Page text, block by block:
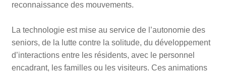
reconnaissance des mouvements.
La technologie est mise au service de l’autonomie des
seniors, de la lutte contre la solitude, du développement
d’interactions entre les résidents, avec le personnel
encadrant, les familles ou les visiteurs. Ces animations